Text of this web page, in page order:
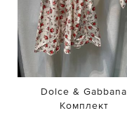
Dolce & Gabbana
Комплект